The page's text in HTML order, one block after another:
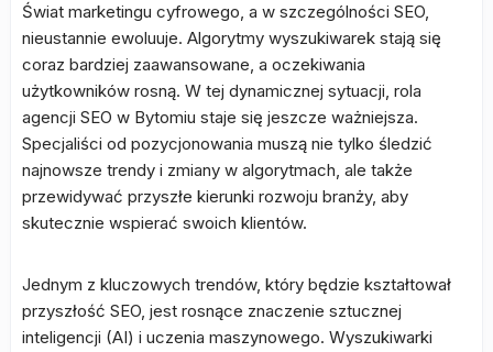
Świat marketingu cyfrowego, a w szczególności SEO,
nieustannie ewoluuje. Algorytmy wyszukiwarek stają się
coraz bardziej zaawansowane, a oczekiwania
użytkowników rosną. W tej dynamicznej sytuacji, rola
agencji SEO w Bytomiu staje się jeszcze ważniejsza.
Specjaliści od pozycjonowania muszą nie tylko śledzić
najnowsze trendy i zmiany w algorytmach, ale także
przewidywać przyszłe kierunki rozwoju branży, aby
skutecznie wspierać swoich klientów.
Jednym z kluczowych trendów, który będzie kształtował
przyszłość SEO, jest rosnące znaczenie sztucznej
inteligencji (AI) i uczenia maszynowego. Wyszukiwarki